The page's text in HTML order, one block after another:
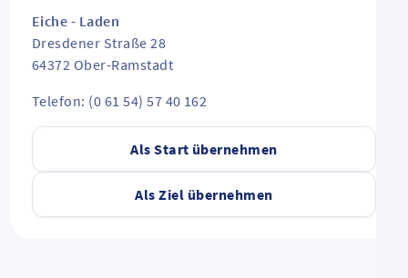
Als Start übernehmen
Als Ziel übernehmen
Eiche - Laden
Dresdener Straße 28
64372 Ober-Ramstadt
Telefon: (0 61 54) 57 40 162